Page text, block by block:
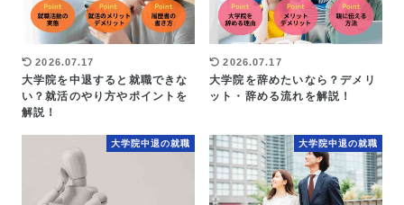
2026.07.17
大学院を中退すると就職できな
い？就活のやり方やポイントを
解説！
2026.07.17
大学院を辞めたいなら？デメリ
ット・辞める流れを解説！
大学院中退の就職 大学院中退の就職